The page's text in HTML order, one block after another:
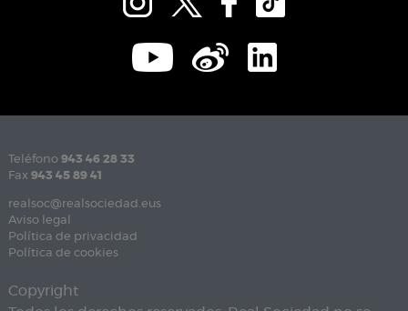
Teléfono 943 46 28 33
Fax 943 45 89 41
realsoc@realsociedad.eus
Aviso legal
Política de privacidad
Política de cookies
Copyright